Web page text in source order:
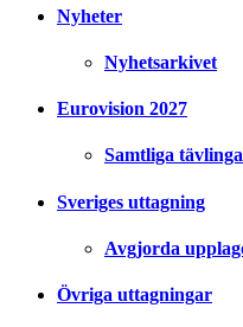
Nyheter
Nyhetsarkivet
Eurovision 2027
Samtliga
Sveriges uttagning
Avgjorda
Övriga uttagningar